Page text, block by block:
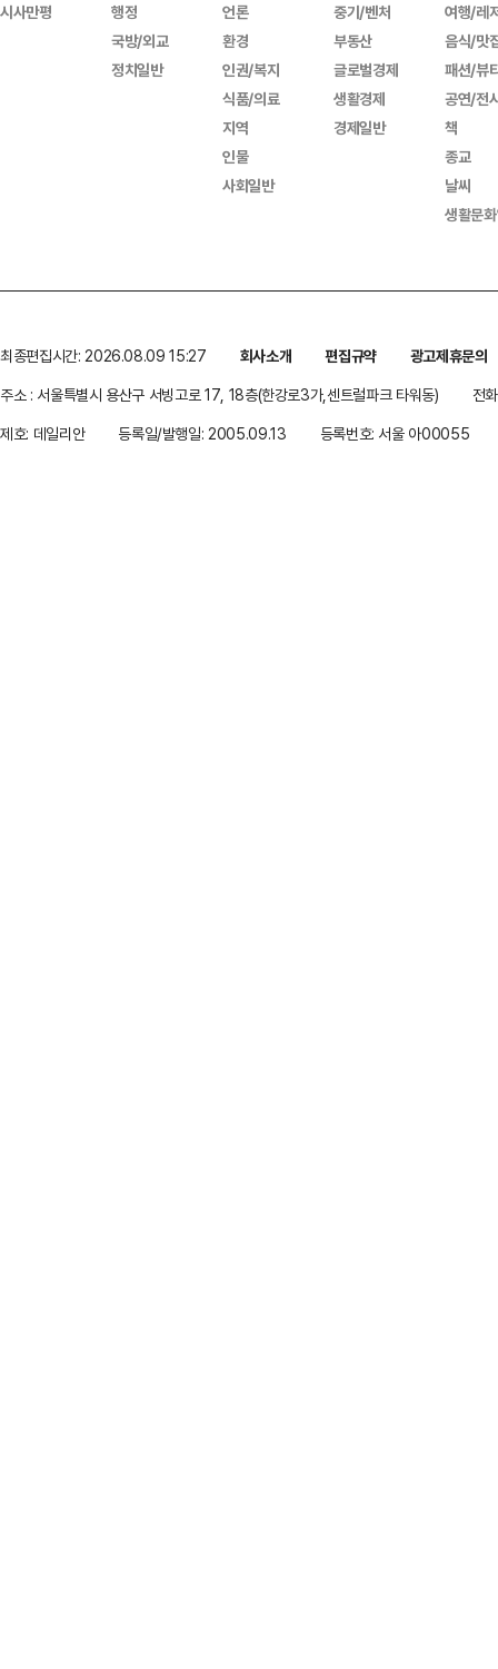
시사만평
행정
국방/외교
정치일반
언론
환경
인권/복지
식품/의료
지역
인물
사회일반
중기/벤처
부동산
글로벌경제
생활경제
경제일반
여행/레
음식/맛
패션/뷰
공연/전
책
종교
날씨
생활문
최종편집시간: 2026.08.09 15:27 회사소개 편집규약
광고제휴문의
주소 : 서울특별시 용산구 서빙고로 17, 18층(한강로3가,센트럴파크 타워동)
전
제호: 데일리안
등록일/발행일: 2005.09.13 등록번호: 서울 아00055